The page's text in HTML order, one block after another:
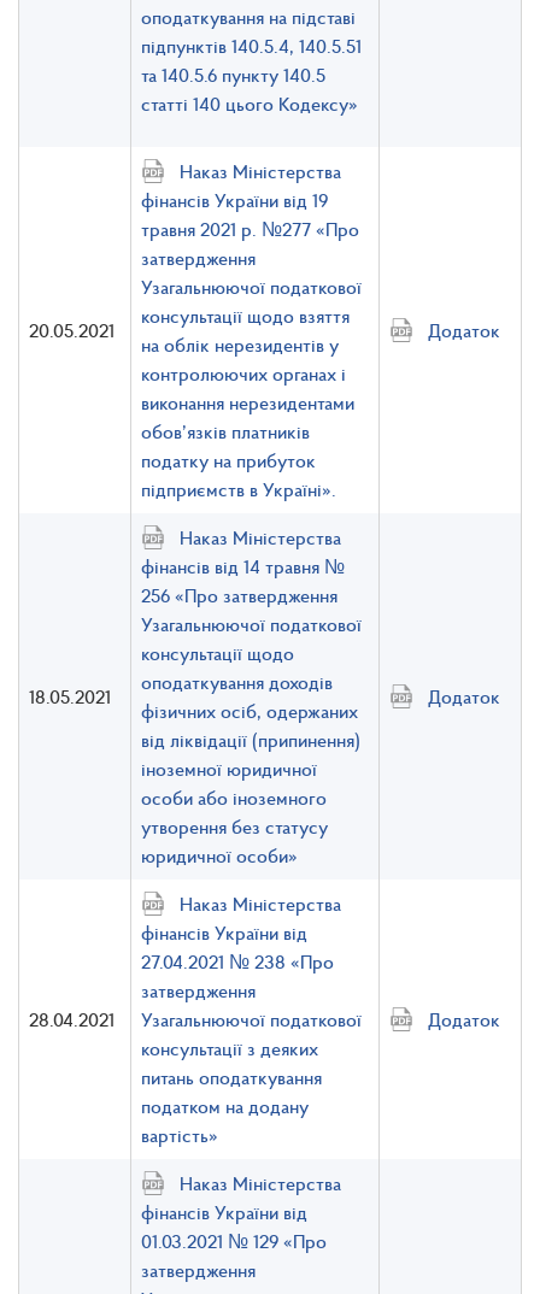
оподаткування на підставі
підпунктів 140.5.4, 140.5.51
та 140.5.6 пункту 140.5
статті 140 цього Кодексу»
20.05.2021
Наказ Міністерства
фінансів України від 19
травня 2021 р. №277 «Про
затвердження
Узагальнюючої податкової
консультації щодо взяття
на облік нерезидентів у
контролюючих органах і
виконання нерезидентами
обов’язків платників
податку на прибуток
підприємств в Україні».
Додаток
18.05.2021
Наказ Міністерства
фінансів від 14 травня №
256 «Про затвердження
Узагальнюючої податкової
консультації щодо
оподаткування доходів
фізичних осіб, одержаних
від ліквідації (припинення)
іноземної юридичної
особи або іноземного
утворення без статусу
юридичної особи»
Додаток
28.04.2021
Наказ Міністерства
фінансів України від
27.04.2021 № 238 «Про
затвердження
Узагальнюючої податкової
консультації з деяких
питань оподаткування
податком на додану
вартість»
Додаток
Наказ Міністерства
фінансів України від
01.03.2021 № 129 «Про
затвердження